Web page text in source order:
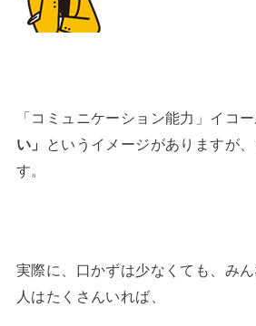
「コミュニケーション能力」イコ
い」
というイメージがありますが
す。
実際に、口かずは少なくても、み
人はたくさんいれば、